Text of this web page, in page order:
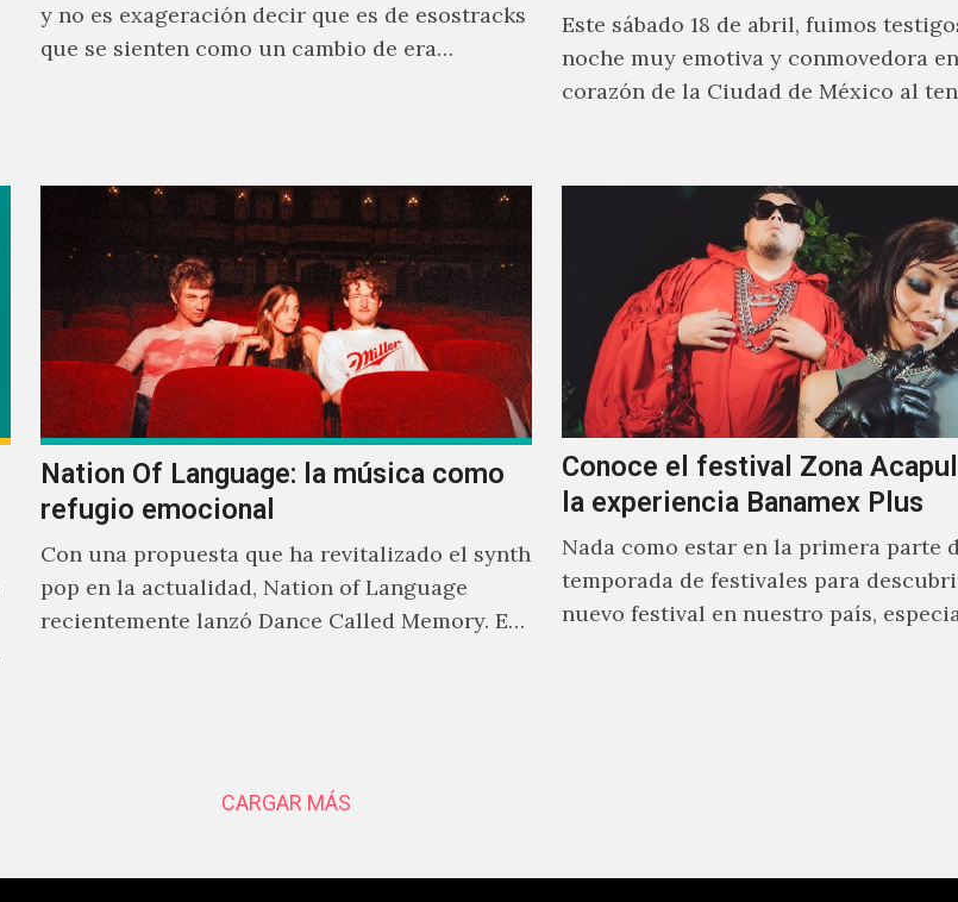
y no es exageración decir que es de esostracks
que se sienten como un cambio de era…
Este sábado 18 de abril, fuimos
noche muy emotiva y conmovedora
corazón de la Ciudad de México al
su indudable trayectoria musical,
el inicio de una nueva era para Banco
Nation Of Language: la música como
refugio emocional
Con una propuesta que ha revitalizado el synth
pop en la actualidad, Nation of Language
recientemente lanzó Dance Called Memory. En
Conoce el festival Zona
la experiencia Banamex Plus
Nada como estar en la primera parte
temporada de festivales para
nuevo festival en nuestro país,
CARGAR MÁS